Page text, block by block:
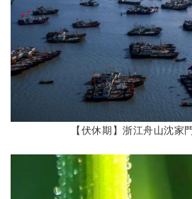
【伏休期】浙江舟山沈家